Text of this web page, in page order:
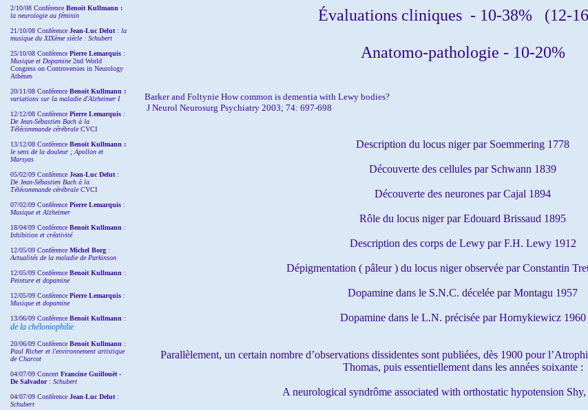
2/10/08 Conférence Benoit Kullmann :
la neurologie au féminin
21/10/08 Conférence Jean-Luc Delut : la
musique du XIXème siècle : Schubert
25/10/08 Conférence Pierre Lemarquis :
Musique et Dopamine2nd World
Congress on Controversies in Neurology
Athènes
20/11/08 Conférence Benoit Kullmann :
variations sur la maladie d'Alzheimer I
12/12/08 Conférence Pierre Lemarquis :
De Jean-Sébastien Bach à la
Télécommande cérébraleCVCI
13/12/08 Conférence Benoit Kullmann :
le sens de la douleur ; Apollon et
Marsyas
05/02/09 Conférence Jean-Luc Delut :
De Jean-Sébastien Bach à la
Télécommande cérébraleCVCI
07/02/09 Conférence Pierre Lemarquis :
Musique et Alzheimer
18/04/09 Conférence Benoit Kullmann :
Inhibition et créativité
12/05/09 Conférence Michel Borg :
Actualités de la maladie de Parkinson
12/05/09 Conférence Benoit Kullmann :
Peinture et dopamine
12/05/09 Conférence Pierre Lemarquis :
Musique et dopamine
13/06/09 Conférence Benoit Kullmann :
de la chéloniophilie
20/06/09 Conférence Benoit Kullmann :
Paul Richer et l'environnement artistique
de Charcot
04/07/09 Concert Francine Guillouët -
De Salvador : Schubert
04/07/09 Conférence Jean-Luc Delut :
Schubert
Évaluations cliniques - 10-38% (12-
Anatomo-pathologie - 10-20%
Barker and Foltynie How common is dementia with Lewy bodies?
J Neurol Neurosurg Psychiatry 2003; 74: 697-698
Description du locus niger par Soemmering 1778
Découverte des cellules par Schwann 1839
Découverte des neurones par Cajal 1894
Rôle du locus niger par Edouard Brissaud 1895
Description des corps de Lewy par F.H. Lewy 1912
Dépigmentation ( pâleur ) du locus niger observée par Constantin
Dopamine dans le S.N.C. décelée par Montagu 1957
Dopamine dans le L.N. précisée par Hornykiewicz 1960
Parallèlement, un certain nombre d’observations dissidentes sont publiées, dès 1900 pour
Thomas, puis essentiellement dans les années soixante :
A neurological syndrôme associated with orthostatic hypotension